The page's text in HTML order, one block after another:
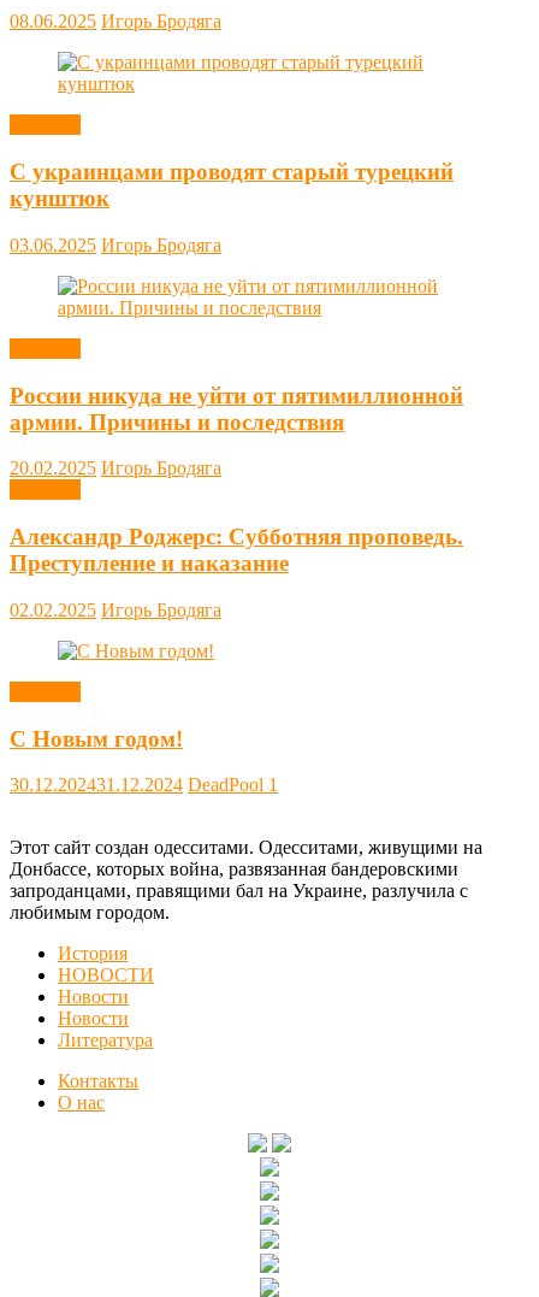
08.06.2025 Игорь Бродяга
С украинцами проводят старый турецкий
кунштюк
03.06.2025 Игорь Бродяга
России никуда не уйти от пятимиллионной
армии. Причины и последствия
20.02.2025 Игорь Бродяга
Александр Роджерс: Субботняя проповедь.
Преступление и наказание
02.02.2025 Игорь Бродяга
С Новым годом!
30.12.202431.12.2024 DeadPool 1
Этот сайт создан одесситами. Одесситами, живущими на
Донбассе, которых война, развязанная бандеровскими
запроданцами, правящими бал на Украине, разлучила с
любимым городом.
История
НОВОСТИ
Новости
Новости
Литература
Контакты
О нас